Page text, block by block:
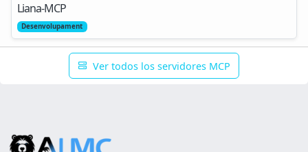
Liana-MCP
Desenvolupament
Ver todos los servidores MCP